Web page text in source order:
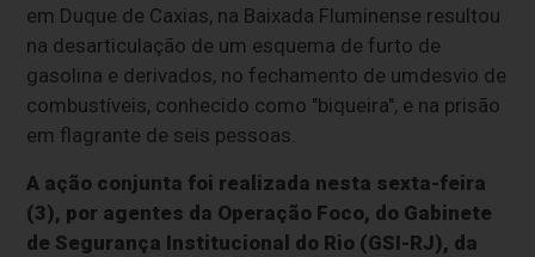
em Duque de Caxias, na Baixada Fluminense resultou
na desarticulação de um esquema de furto de
gasolina e derivados, no fechamento de umdesvio de
combustíveis, conhecido como "biqueira", e na prisão
em flagrante de seis pessoas.
A ação conjunta foi realizada nesta sexta-feira
(3), por agentes da Operação Foco, do Gabinete
de Segurança Institucional do Rio (GSI-RJ), da